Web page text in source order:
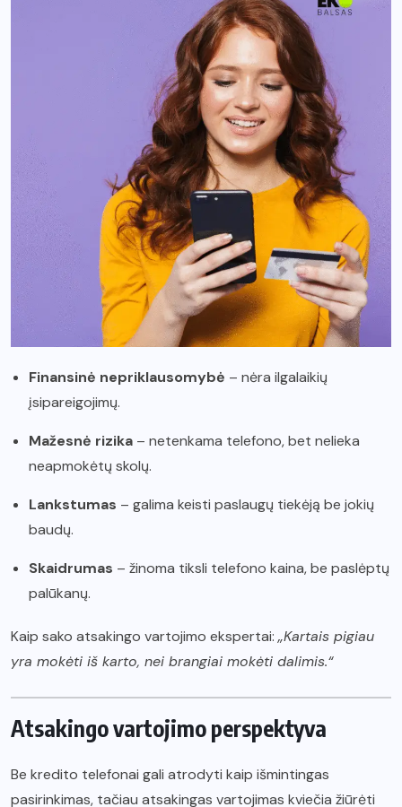
Finansinė nepriklausomybė – nėra ilgalaikių
įsipareigojimų.
Mažesnė rizika – netenkama telefono, bet nelieka
neapmokėtų skolų.
Lankstumas – galima keisti paslaugų tiekėją be jokių
baudų.
Skaidrumas – žinoma tiksli telefono kaina, be paslėptų
palūkanų.
Kaip sako atsakingo vartojimo ekspertai:„Kartais pigiau
yra mokėti iš karto, nei brangiai mokėti dalimis.“
Atsakingo vartojimo perspektyva
Be kredito telefonai gali atrodyti kaip išmintingas
pasirinkimas, tačiau atsakingas vartojimas kviečia žiūrėti